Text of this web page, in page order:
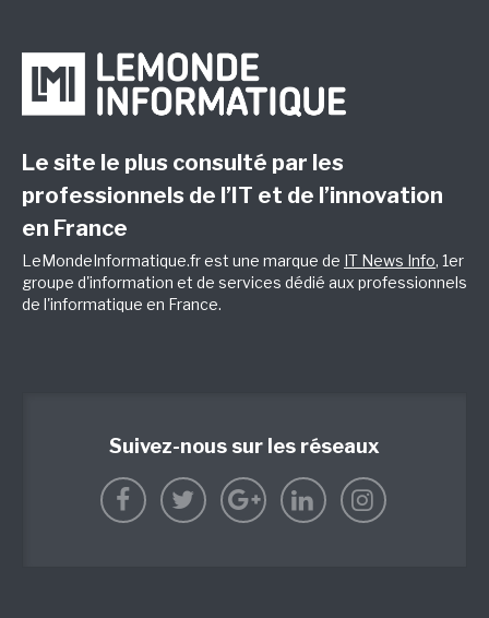
Le site le plus consulté par les
professionnels de l’IT et de l’innovation
en France
LeMondeInformatique.fr est une marque de IT News Info, 1er
groupe d'information et de services dédié aux professionnels
de l'informatique en France.
Suivez-nous sur les réseaux